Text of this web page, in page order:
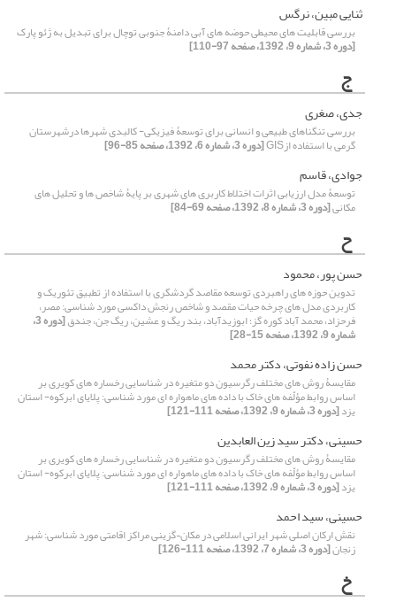
ثنایی مبین، نرگس
بررسی قابلیت های محیطی حوضه های آبی دامنۀ جنوبی توچال برای تبدیل به ژئو پارک
[دوره 3، شماره 9، 1392، صفحه 97-110]
ج
جدی، صغری
بررسی تنگناهای طبیعی و انسانی برای توسعۀ فیزیکی- کالبدی شهرها درشهرستان
گرمی با استفاده ازGIS [دوره 3، شماره 6، 1392، صفحه 85-96]
جوادی، قاسم
توسعۀ مدل ارزیابی اثرات اختلاط کاربری های شهری بر پایۀ شاخص ها و تحلیل های
مکانی[دوره 3، شماره 8، 1392، صفحه 69-84]
ح
حسن پور، محمود
تدوین حوزه های راهبردی توسعه مقاصد گردشگری با استفاده از تطبیق تئوریک و
کاربردی مدل های چرخه حیات مقصد و شاخص رنجش داکسی مورد شناسی: مصر،
فرحزاد، محمد آباد کوره گز؛ ابوزیدآباد، بند ریگ و عشین، ریگ جن، جندق [دوره 3،
شماره 9، 1392، صفحه 15-28]
حسن زاده نفوتی، دکتر محمد
مقایسۀ روش های مختلف رگرسیون دو متغیره در شناسایی رخساره های کویری بر
اساس روابط مؤلّفه های خاک با داده های ماهواره ای مورد شناسی: پلایای ابرکوه- استان
یزد[دوره 3، شماره 9، 1392، صفحه 111-121]
حسینی، دکتر سید زین العابدین
مقایسۀ روش های مختلف رگرسیون دو متغیره در شناسایی رخساره های کویری بر
اساس روابط مؤلّفه های خاک با داده های ماهواره ای مورد شناسی: پلایای ابرکوه- استان
یزد[دوره 3، شماره 9، 1392، صفحه 111-121]
حسینی، سید احمد
نقش ارکان اصلی شهر ایرانی اسلامی در مکان¬گزینی مراکز اقامتی مورد شناسی: شهر
زنجان[دوره 3، شماره 7، 1392، صفحه 111-126]
خ